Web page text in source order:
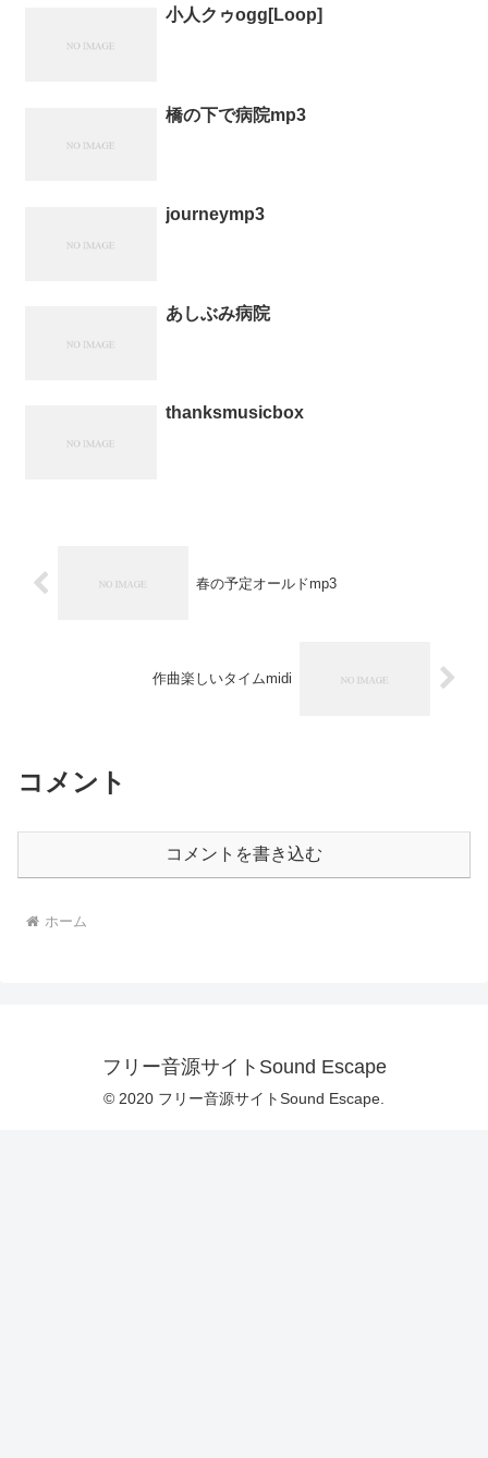
小人クゥogg[Loop]
橋の下で病院mp3
journeymp3
あしぶみ病院
thanksmusicbox
春の予定オールドmp3
作曲楽しいタイムmidi
コメント
コメントを書き込む
ホーム
フリー音源サイトSound Escape
© 2020 フリー音源サイトSound Escape.